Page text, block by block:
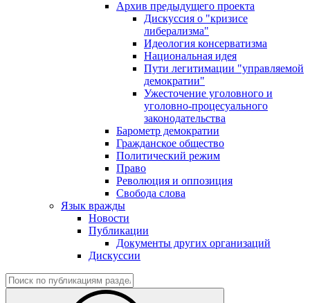
Архив предыдущего проекта
Дискуссия о "кризисе
либерализма"
Идеология консерватизма
Национальная идея
Пути легитимации "управляемой
демократии"
Ужесточение уголовного и
уголовно-процесуального
законодательства
Барометр демократии
Гражданское общество
Политический режим
Право
Революция и оппозиция
Свобода слова
Язык вражды
Новости
Публикации
Документы других организаций
Дискуссии